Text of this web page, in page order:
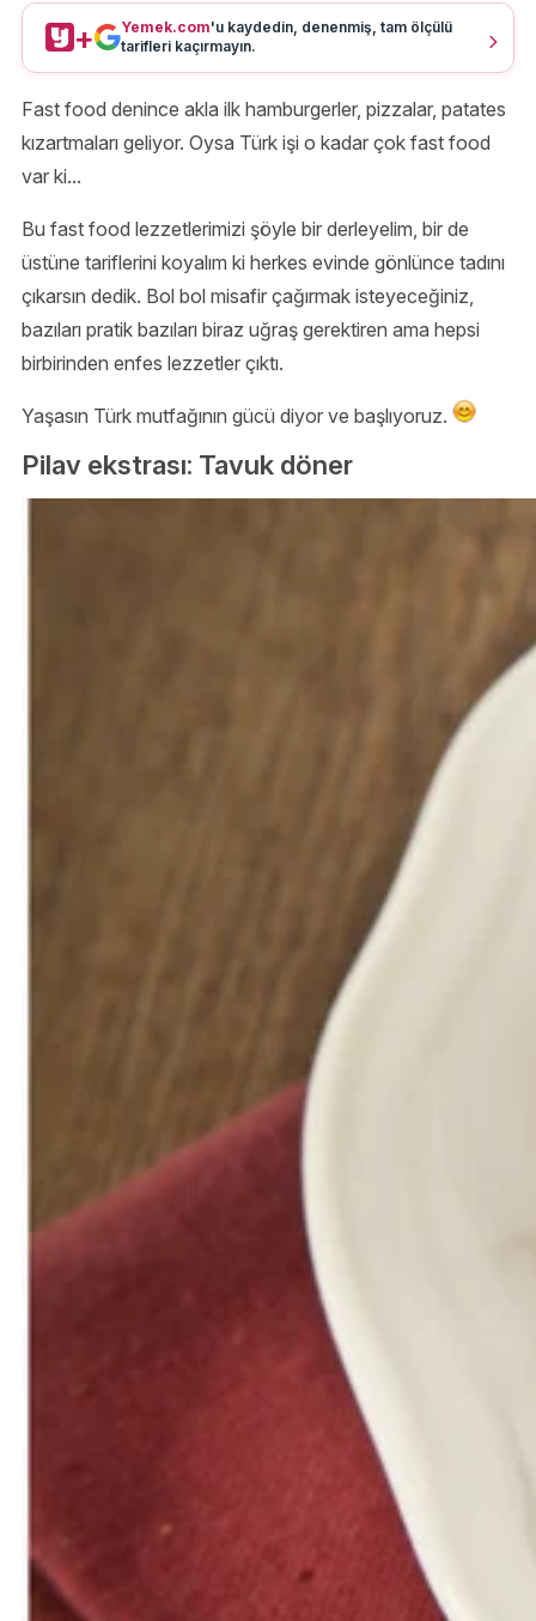
+ Yemek.com'u kaydedin, denenmiş, tam ölçülü
tarifleri kaçırmayın.
Fast food denince akla ilk hamburgerler, pizzalar, patates
kızartmaları geliyor. Oysa Türk işi o kadar çok fast food
var ki...
Bu fast food lezzetlerimizi şöyle bir derleyelim, bir de
üstüne tariflerini koyalım ki herkes evinde gönlünce tadını
çıkarsın dedik. Bol bol misafir çağırmak isteyeceğiniz,
bazıları pratik bazıları biraz uğraş gerektiren ama hepsi
birbirinden enfes lezzetler çıktı.
Yaşasın Türk mutfağının gücü diyor ve başlıyoruz.
Pilav ekstrası: Tavuk döner